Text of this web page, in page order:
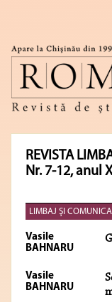
REVISTA
Nr. 7-12, anul
LIMBAJ ŞI
Vasile
BAHNARU
Vasile
BAHNARU